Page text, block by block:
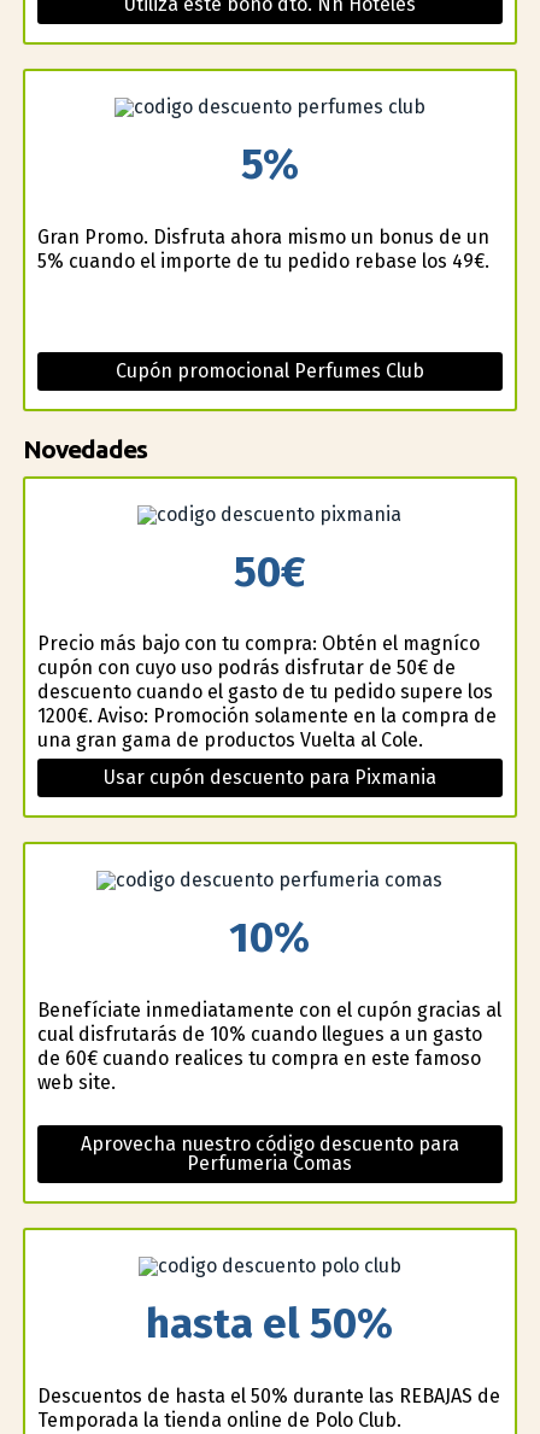
5%
Gran Promo. Disfruta ahora mismo un bonus de un
5% cuando el importe de tu pedido rebase los 49€.
Cupón promocional Perfumes Club
Novedades
50€
Precio más bajo con tu compra: Obtén el magnífico
cupón con cuyo uso podrás disfrutar de 50€ de
descuento cuando el gasto de tu pedido supere los
1200€. Aviso: Promoción solamente en la compra de
una gran gama de productos Vuelta al Cole.
Usar cupón descuento para Pixmania
10%
Benefíciate inmediatamente con el cupón gracias al
cual disfrutarás de 10% cuando llegues a un gasto
de 60€ cuando realices tu compra en este famoso
web site.
Aprovecha nuestro código descuento para
Perfumeria Comas
hasta el 50%
Descuentos de hasta el 50% durante las REBAJAS de
Temporada la tienda online de Polo Club.